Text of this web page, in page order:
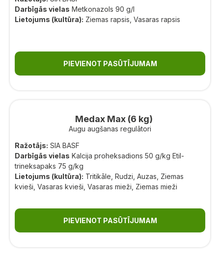
Darbīgās vielas Metkonazols 90 g/l
Lietojums (kultūra): Ziemas rapsis, Vasaras rapsis
PIEVIENOT PASŪTĪJUMAM
Medax Max (6 kg)
Augu augšanas regulātori
Ražotājs: SIA BASF
Darbīgās vielas Kalcija proheksadions 50 g/kg Etil-
trineksapaks 75 g/kg
Lietojums (kultūra): Tritikāle, Rudzi, Auzas, Ziemas
kvieši, Vasaras kvieši, Vasaras mieži, Ziemas mieži
PIEVIENOT PASŪTĪJUMAM